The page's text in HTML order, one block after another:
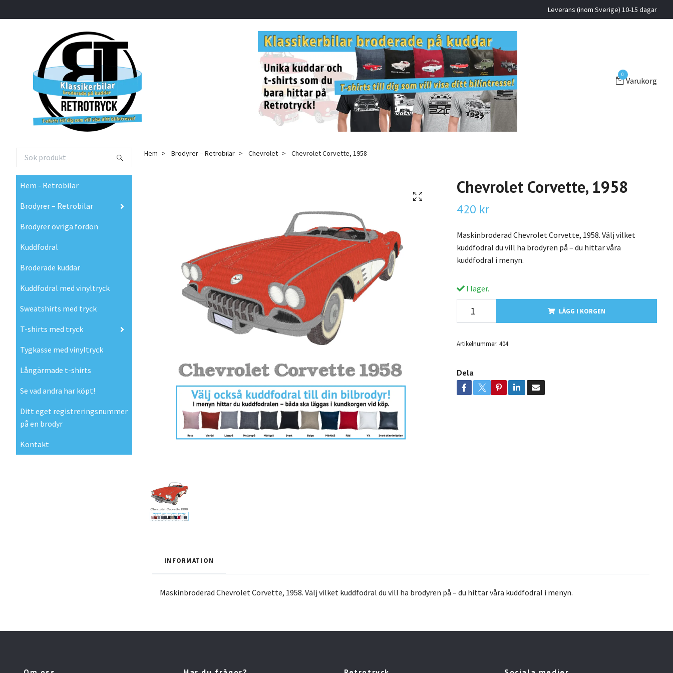
Leverans (inom Sverige) 10-15 dagar
0
Varukorg
Hem - Retrobilar
Brodyrer – Retrobilar
Brodyrer övriga fordon
Kuddfodral
Broderade kuddar
Kuddfodral med vinyltryck
Sweatshirts med tryck
T-shirts med tryck
Tygkasse med vinyltryck
Långärmade t-shirts
Se vad andra har köpt!
Ditt eget registreringsnummer
på en brodyr
Kontakt
Hem Brodyrer – Retrobilar Chevrolet Chevrolet Corvette, 1958
Chevrolet Corvette, 1958
420 kr
Maskinbroderad Chevrolet Corvette, 1958. Välj vilket
kuddfodral du vill ha brodyren på – du hittar våra
kuddfodral i menyn.
I lager.
LÄGG I KORGEN
Artikelnummer: 404
Dela
INFORMATION
Maskinbroderad Chevrolet Corvette, 1958. Välj vilket kuddfodral du vill ha brodyren på – du hittar våra kuddfodral i menyn.